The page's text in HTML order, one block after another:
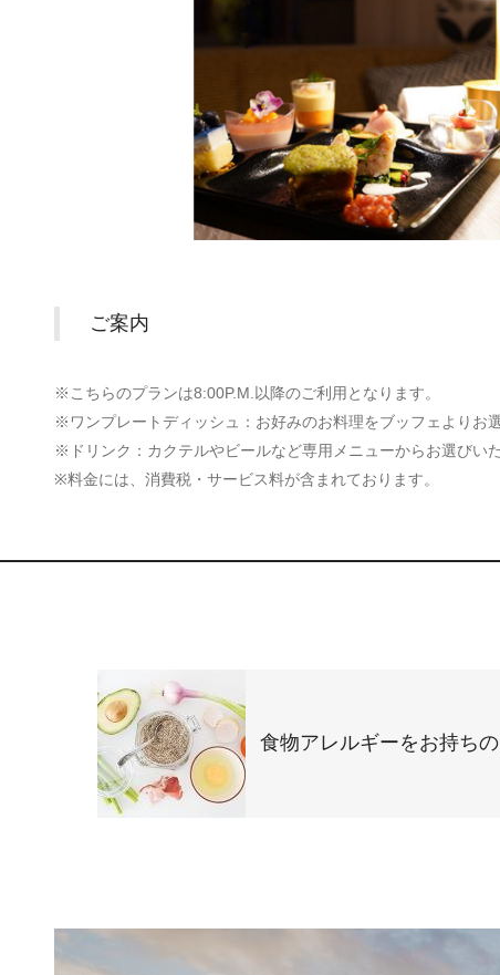
ご案内
※こちらのプランは8:00P.M.以降のご利用となります。
※ワンプレートディッシュ：お好みのお料理をブッフェよりお
※ドリンク：カクテルやビールなど専用メニューからお選びいた
※料金には、消費税・サービス料が含まれております。
食物アレルギーをお持ち